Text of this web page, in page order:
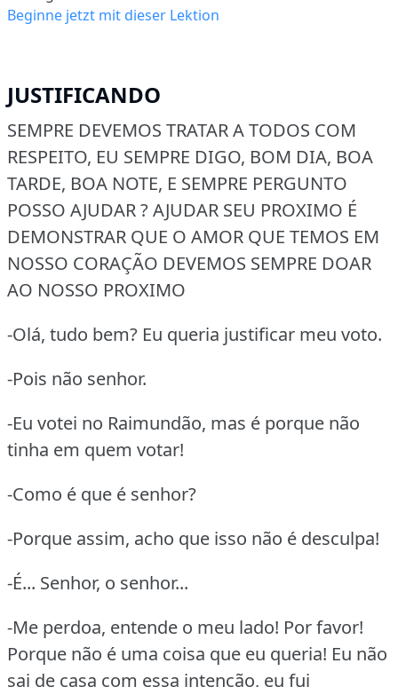
Beginne jetzt mit dieser Lektion
JUSTIFICANDO
SEMPRE DEVEMOS TRATAR A TODOS COM
RESPEITO, EU SEMPRE DIGO, BOM DIA, BOA
TARDE, BOA NOTE, E SEMPRE PERGUNTO
POSSO AJUDAR ? AJUDAR SEU PROXIMO É
DEMONSTRAR QUE O AMOR QUE TEMOS EM
NOSSO CORAÇÃO DEVEMOS SEMPRE DOAR
AO NOSSO PROXIMO
-Olá, tudo bem? Eu queria justificar meu voto.
-Pois não senhor.
-Eu votei no Raimundão, mas é porque não
tinha em quem votar!
-Como é que é senhor?
-Porque assim, acho que isso não é desculpa!
-É... Senhor, o senhor...
-Me perdoa, entende o meu lado! Por favor!
Porque não é uma coisa que eu queria! Eu não
sai de casa com essa intenção, eu fui